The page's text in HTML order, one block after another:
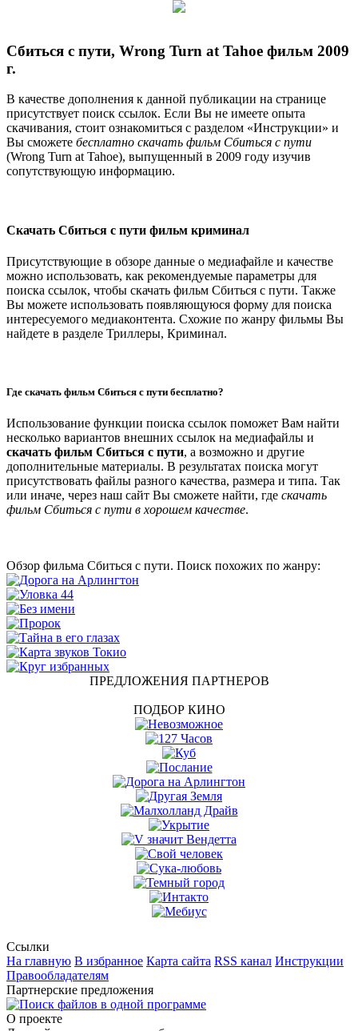
Сбиться с пути, Wrong Turn at Tahoe фильм 2009
г.
В качестве дополнения к данной публикации на странице
присутствует поиск ссылок. Если Вы не имеете опыта
скачивания, стоит ознакомиться с разделом «Инструкции» и
Вы сможете бесплатно скачать фильм Сбиться с пути
(Wrong Turn at Tahoe), выпущенный в 2009 году изучив
сопутствующую информацию.
Скачать Сбиться с пути фильм криминал
Присутствующие в обзоре данные о медиафайле и качестве
можно использовать, как рекомендуемые параметры для
поиска ссылок, чтобы скачать фильм Сбиться с пути. Также
Вы можете использовать появляющуюся форму для поиска
интересуемого медиаконтента. Схожие по жанру фильмы Вы
найдете в разделе Триллеры, Криминал.
Где скачать фильм Сбиться с пути бесплатно?
Использование функции поиска ссылок поможет Вам найти
несколько вариантов внешних ссылок на медиафайлы и
скачать фильм Сбиться с пути, а возможно и другие
дополнительные материалы. В результатах поиска могут
присутствовать файлы разного качества, размера и типа. Так
или иначе, через наш сайт Вы сможете найти, где скачать
фильм Сбиться с пути в хорошем качестве.
Обзор фильма Сбиться с пути. Поиск похожих по жанру:
ПРЕДЛОЖЕНИЯ ПАРТНЕРОВ
ПОДБОР КИНО
Ссылки
На главную В избранное Карта сайта RSS канал Инструкции
Правообладателям
Партнерские предложения
О проекте